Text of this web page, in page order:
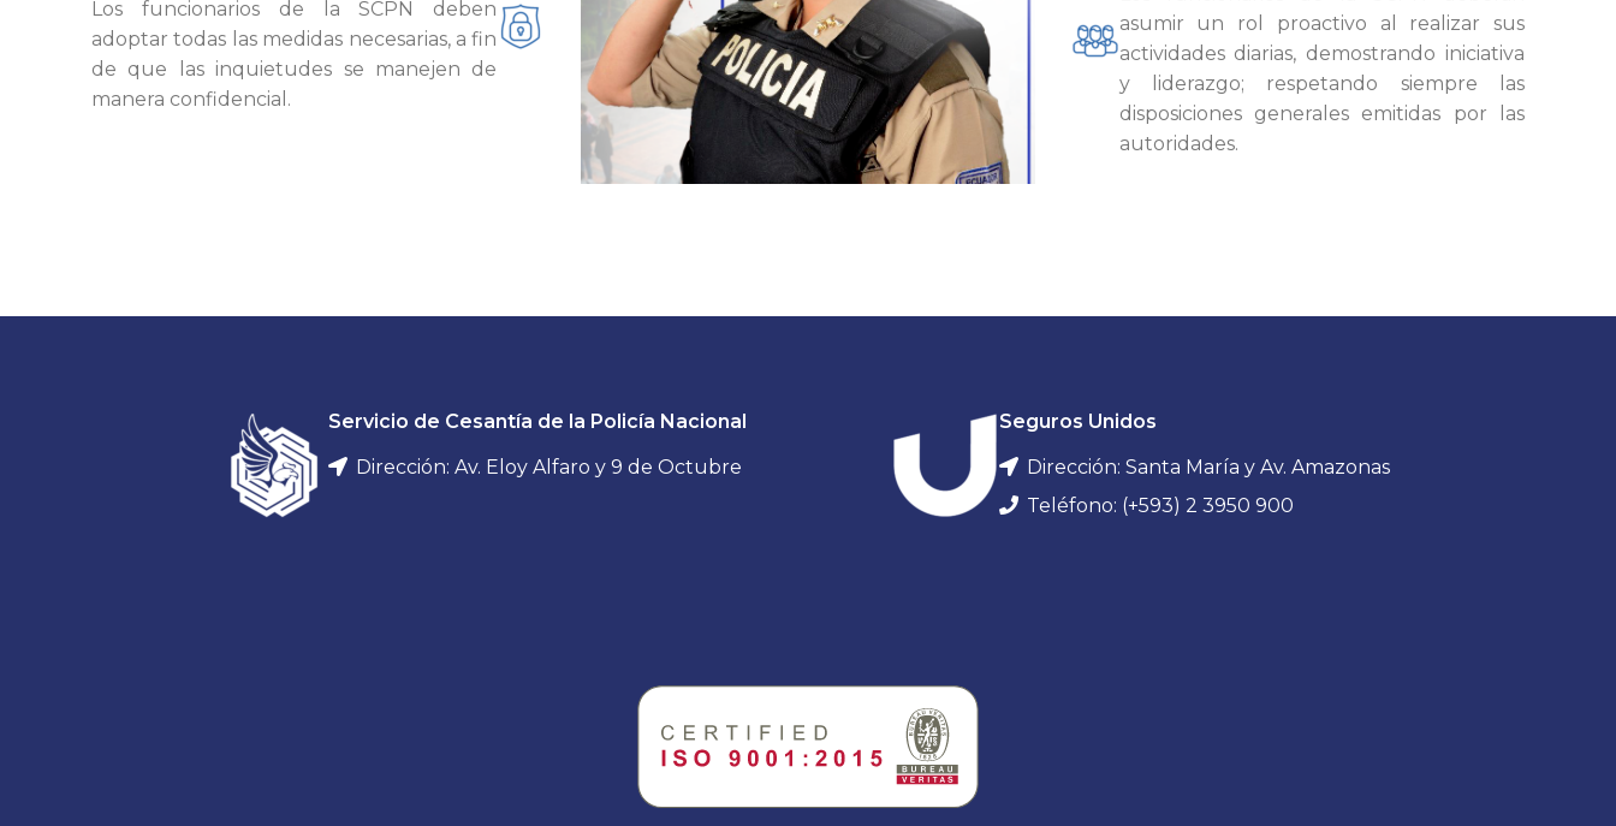
Los funcionarios de la SCPN deben
adoptar todas las medidas necesarias, a fin
de que las inquietudes se manejen de
manera confidencial.
asumir un rol proactivo al realizar sus
actividades diarias, demostrando iniciativa
y liderazgo; respetando siempre las
disposiciones generales emitidas por las
autoridades.
Servicio de Cesantía de la Policía Nacional
Dirección: Av. Eloy Alfaro y 9 de Octubre
Seguros Unidos
Dirección: Santa María y Av. Amazonas
Teléfono: (+593) 2 3950 900